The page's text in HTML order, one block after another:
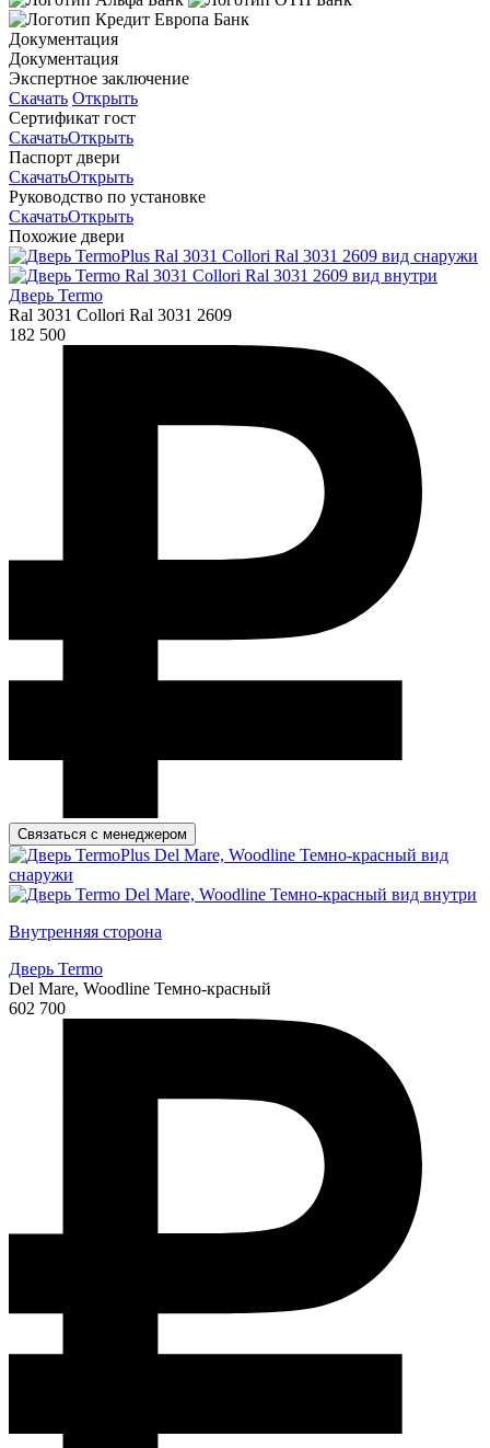
Документация
Документация
Экспертное заключение
Скачать Открыть
Сертификат гост
СкачатьОткрыть
Паспорт двери
СкачатьОткрыть
Руководство по установке
СкачатьОткрыть
Похожие двери
Дверь Termo
Ral 3031 Collori Ral 3031 2609
182 500
Связаться с менеджером
Внутренняя сторона
Дверь Termo
Del Mare, Woodline Темно-красный
602 700